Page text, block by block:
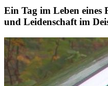
Ein Tag im Leben eines
und Leidenschaft im